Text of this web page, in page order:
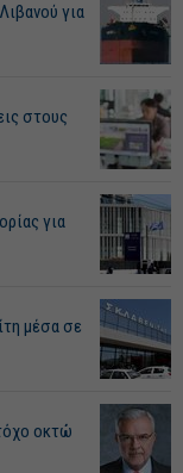
για
στους
για
μέσα σε
οκτώ